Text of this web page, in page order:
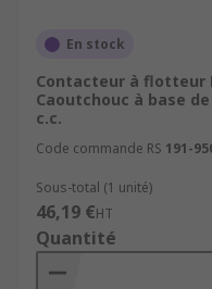
En stock
Contacteur à flotteur
Caoutchouc à base
c.c.
Code commande RS 191-
Sous-total (1 unité)
46,19 €HT
Quantité